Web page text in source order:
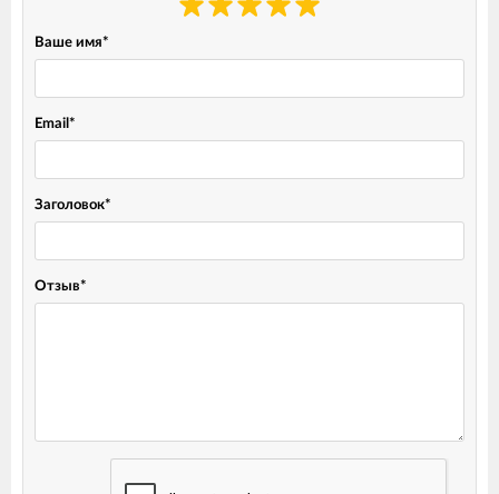
Ваше имя*
Email *
Заголовок*
Отзыв*